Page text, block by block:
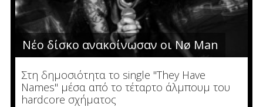
Νέο δίσκο ανακοίνωσαν οι Nø Man
Στη δημοσιότητα το single "They Have
Names" μέσα από το τέταρτο άλμπουμ του
hardcore σχήματος